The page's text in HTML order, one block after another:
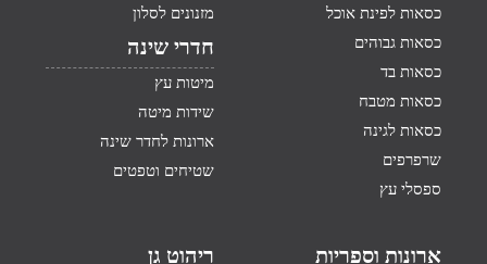
כסאות לפינת אוכל
כסאות גבוהים
כסאות בד
כסאות מטבח
כסאות לגינה
שרפרפים
ספסלי עץ
מזנונים לסלון
חדרי שינה
מיטות עץ
שידות מיטה
ארונות לחדר שינה
שטיחים וטפטים
ארונות וספריות ריהוט גן